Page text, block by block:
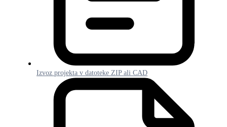
Izvoz projekta v datoteke ZIP ali CAD